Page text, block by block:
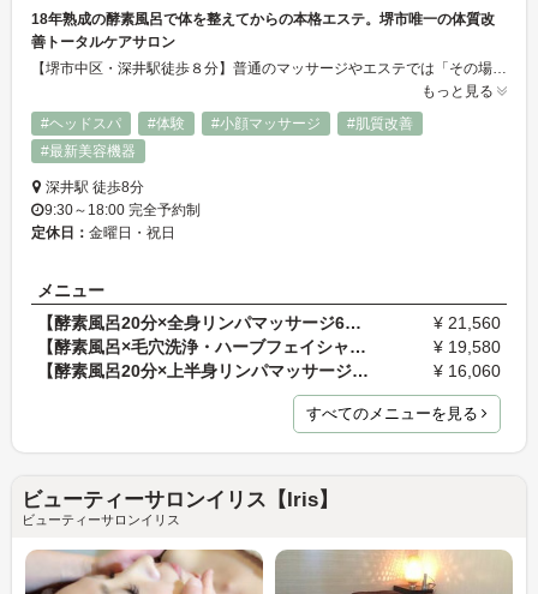
18年熟成の酵素風呂で体を整えてからの本格エステ。堺市唯一の体質改
善トータルケアサロン
【堺市中区・深井駅徒歩８分】普通のマッサージやエステでは「その場だけ」で終わっていたあなたへ。まず酵素風呂で体を芯から温め、血流を良くし、肌の土台を整えてから施術するから、リンパマッサージもフェイシャルも効果の出方がまったく違います。創業36年、延べ7万人以上が体感した「体質から変える」トータルケアを、あなたも。◎ホルモン免疫栄養学アドバイザーがいるサロン◎無料駐車場完備
もっと見る
#ヘッドスパ
#体験 #小顔マッサージ
#肌質改善
#最新美容機器
深井駅 徒歩8分
9:30～18:00 完全予約制
定休日： 金曜日・祝日
メニュー
【酵素風呂20分×全身リンパマッサージ60分】代謝低下…
¥ 21,560
【酵素風呂×毛穴洗浄・ハーブフェイシャル】肌の乾燥…
¥ 19,580
【酵素風呂20分×上半身リンパマッサージ40分】ガチガ…
¥ 16,060
すべてのメニューを見る
ビューティーサロンイリス【Iris】
ビューティーサロンイリス